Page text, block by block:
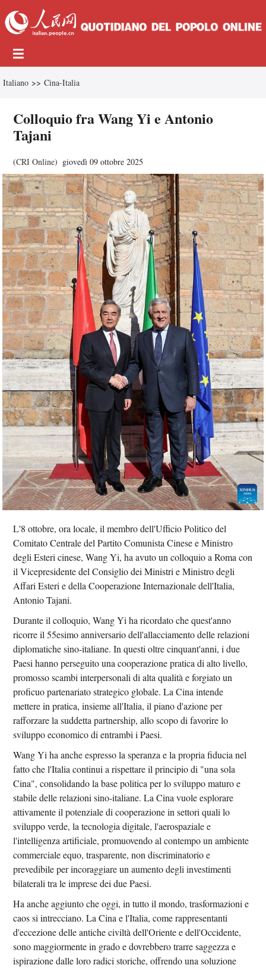
Italiano >> Cina-Italia
Colloquio fra Wang Yi e Antonio
Tajani
(CRI Online) giovedì 09 ottobre 2025
L'8 ottobre, ora locale, il membro dell'Ufficio Politico del
Comitato Centrale del Partito Comunista Cinese e Ministro
degli Esteri cinese, Wang Yi, ha avuto un colloquio a Roma con
il Vicepresidente del Consiglio dei Ministri e Ministro degli
Affari Esteri e della Cooperazione Internazionale dell'Italia,
Antonio Tajani.
Durante il colloquio, Wang Yi ha ricordato che quest'anno
ricorre il 55esimo anniversario dell'allacciamento delle relazioni
diplomatiche sino-italiane. In questi oltre cinquant'anni, i due
Paesi hanno perseguito una cooperazione pratica di alto livello,
promosso scambi interpersonali di alta qualità e forgiato un
proficuo partenariato strategico globale. La Cina intende
mettere in pratica, insieme all'Italia, il piano d'azione per
rafforzare la suddetta partnership, allo scopo di favorire lo
sviluppo economico di entrambi i Paesi.
Wang Yi ha anche espresso la speranza e la propria fiducia nel
fatto che l'Italia continui a rispettare il principio di "una sola
Cina", consolidando la base politica per lo sviluppo maturo e
stabile delle relazioni sino-italiane. La Cina vuole esplorare
attivamente il potenziale di cooperazione in settori quali lo
sviluppo verde, la tecnologia digitale, l'aerospaziale e
l'intelligenza artificiale, promuovendo al contempo un ambiente
commerciale equo, trasparente, non discriminatorio e
prevedibile per incoraggiare un aumento degli investimenti
bilaterali tra le imprese dei due Paesi.
Ha anche aggiunto che oggi, in tutto il mondo, trasformazioni e
caos si intrecciano. La Cina e l'Italia, come rappresentanti
d'eccezione delle antiche civiltà dell'Oriente e dell'Occidente,
sono maggiormente in grado e dovrebbero trarre saggezza e
ispirazione dalle loro radici storiche, offrendo una soluzione